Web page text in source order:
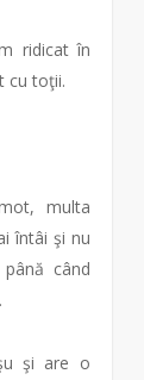
ridicat în
cu toţii.
multa
întâi şi nu
când
şi are o